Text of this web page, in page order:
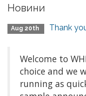
Новини
Aug 20th Thank
Welcome to
choice and we
running as